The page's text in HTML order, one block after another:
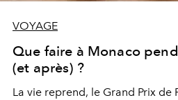
VOYAGE
Que faire à Monaco
(et après) ?
La vie reprend, le Grand Prix de